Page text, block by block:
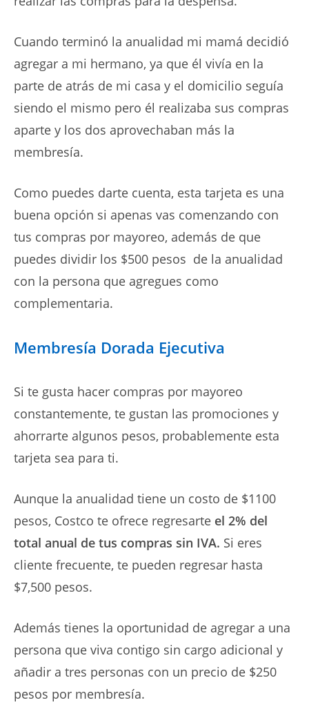
Cuando terminó la anualidad mi mamá decidió
agregar a mi hermano, ya que él vivía en la
parte de atrás de mi casa y el domicilio seguía
siendo el mismo pero él realizaba sus compras
aparte y los dos aprovechaban más la
membresía.
Como puedes darte cuenta, esta tarjeta es una
buena opción si apenas vas comenzando con
tus compras por mayoreo, además de que
puedes dividir los $500 pesos de la anualidad
con la persona que agregues como
complementaria.
Membresía Dorada Ejecutiva
Si te gusta hacer compras por mayoreo
constantemente, te gustan las promociones y
ahorrarte algunos pesos, probablemente esta
tarjeta sea para ti.
Aunque la anualidad tiene un costo de $1100
pesos, Costco te ofrece regresarte el 2% del
total anual de tus compras sin IVA. Si eres
cliente frecuente, te pueden regresar hasta
$7,500 pesos.
Además tienes la oportunidad de agregar a una
persona que viva contigo sin cargo adicional y
añadir a tres personas con un precio de $250
pesos por membresía.